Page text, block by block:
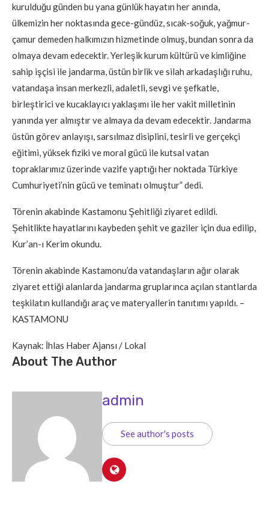
kurulduğu günden bu yana günlük hayatın her anında,
ülkemizin her noktasında gece-gündüz, sıcak-soğuk, yağmur-
çamur demeden halkımızın hizmetinde olmuş, bundan sonra da
olmaya devam edecektir. Yerleşik kurum kültürü ve kimliğine
sahip işçisi ile jandarma, üstün birlik ve silah arkadaşlığı ruhu,
vatandaşa insan merkezli, adaletli, sevgi ve şefkatle,
birleştirici ve kucaklayıcı yaklaşımı ile her vakit milletinin
yanında yer almıştır ve almaya da devam edecektir. Jandarma
üstün görev anlayışı, sarsılmaz disiplini, tesirli ve gerçekçi
eğitimi, yüksek fiziki ve moral gücü ile kutsal vatan
topraklarımız üzerinde vazife yaptığı her noktada Türkiye
Cumhuriyeti’nin gücü ve teminatı olmuştur” dedi.
Törenin akabinde Kastamonu Şehitliği ziyaret edildi.
Şehitlikte hayatlarını kaybeden şehit ve gaziler için dua edilip,
Kur’an-ı Kerim okundu.
Törenin akabinde Kastamonu’da vatandaşların ağır olarak
ziyaret ettiği alanlarda jandarma gruplarınca açılan stantlarda
teşkilatın kullandığı araç ve materyallerin tanıtımı yapıldı. –
KASTAMONU
Kaynak: İhlas Haber Ajansı / Lokal
About The Author
admin
See author's posts